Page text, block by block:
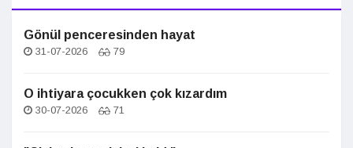
Gönül penceresinden hayat
31-07-2026 79
O ihtiyara çocukken çok kızardım
30-07-2026 71